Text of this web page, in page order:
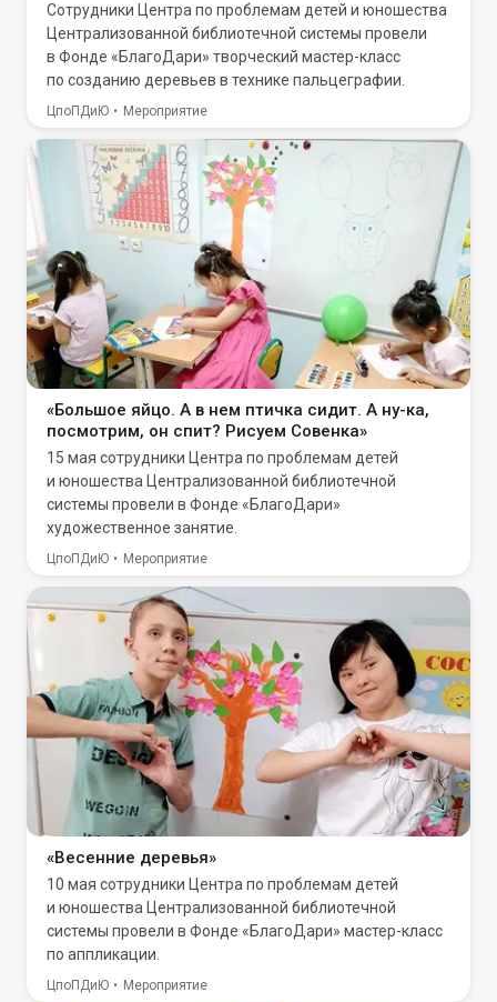
Сотрудники Центра по проблемам детей и юношества
Централизованной библиотечной системы провели
в Фонде «БлагоДари» творческий мастер-класс
по созданию деревьев в технике пальцеграфии.
ЦпоПДиЮ Мероприятие
«Большое яйцо. А в нем птичка сидит. А ну-ка,
посмотрим, он спит? Рисуем Совенка»
15 мая сотрудники Центра по проблемам детей
и юношества Централизованной библиотечной
системы провели в Фонде «БлагоДари»
художественное занятие.
ЦпоПДиЮ Мероприятие
«Весенние деревья»
10 мая сотрудники Центра по проблемам детей
и юношества Централизованной библиотечной
системы провели в Фонде «БлагоДари» мастер-класс
по аппликации.
ЦпоПДиЮ Мероприятие